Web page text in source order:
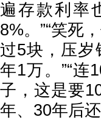
遍存款利率
8%。”“笑死
过5块，压岁
年1万。”“连
子，这是要
年、30年后